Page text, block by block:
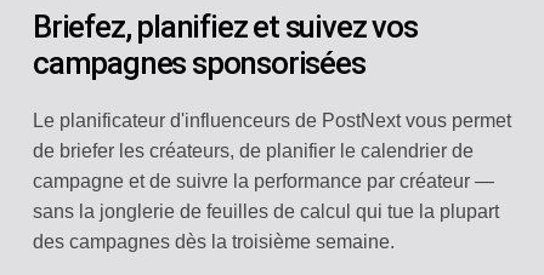
Briefez, planifiez et suivez vos
campagnes sponsorisées
Le planificateur d'influenceurs de PostNext vous permet
de briefer les créateurs, de planifier le calendrier de
campagne et de suivre la performance par créateur —
sans la jonglerie de feuilles de calcul qui tue la plupart
des campagnes dès la troisième semaine.